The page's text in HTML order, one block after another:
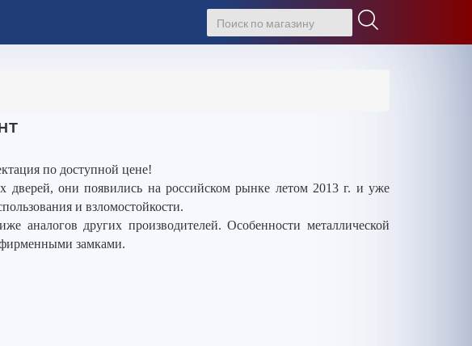
по доступной цене!
они появились на российском рынке летом 2013 г. и уже
и взломостойкости.
аналогов других производителей. Особенности металлической
замками.